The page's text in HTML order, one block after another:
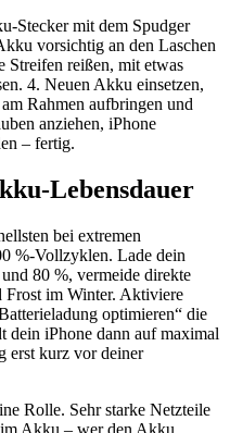
Stecker mit dem Spudger
vorsichtig an den Laschen
Streifen reißen, mit etwas
4. Neuen Akku einsetzen,
Rahmen aufbringen und
anziehen, iPhone
– fertig.
Lebensdauer
bei extremen
%-Vollzyklen. Lade dein
80 %, vermeide direkte
Frost im Winter. Aktiviere
optimieren“ die
dein iPhone dann auf maximal
erst kurz vor deiner
Rolle. Sehr starke Netzteile
Akku – wer den Akku